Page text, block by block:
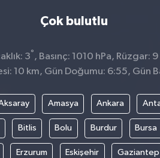
Çok bulutlu
3° , Basınç: 1010 hPa, Rüzgar:
10 km, Gün Doğumu: 6:55, Gün
Amasya Ankara
Bitlis Bolu Burdur Bursa
Erzurum Eskişehir Gaziantep